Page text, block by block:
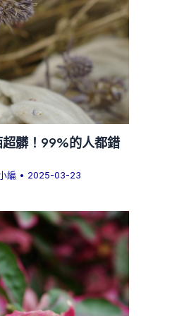
髒！99%的人都錯
編 • 2025-03-23